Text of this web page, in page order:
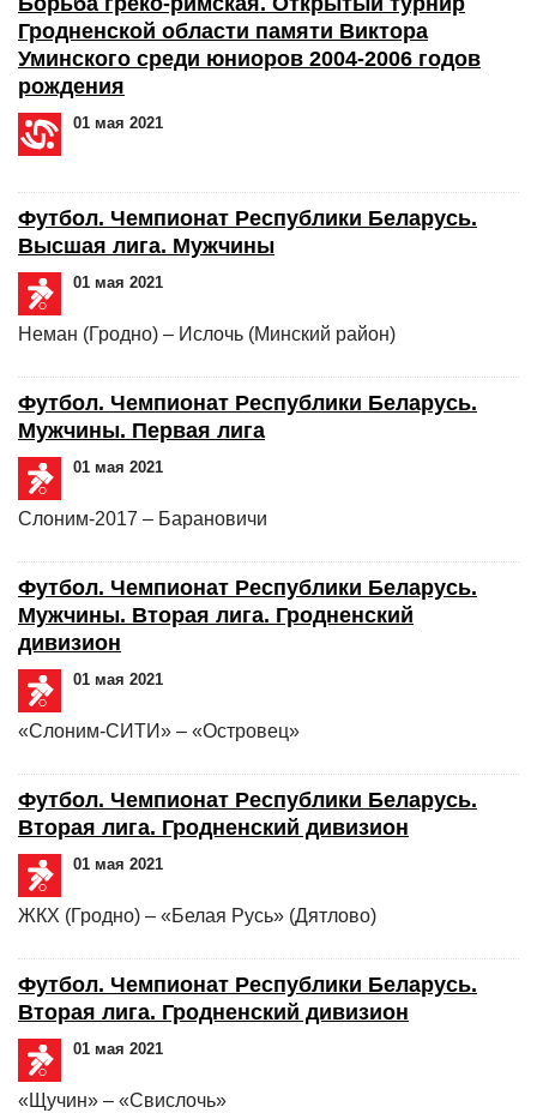
Гродненской области памяти Виктора
Уминского среди юниоров 2004-2006 годов
рождения
01 мая 2021
Футбол. Чемпионат Республики Беларусь.
Высшая лига. Мужчины
01 мая 2021
Неман (Гродно) – Ислочь (Минский район)
Футбол. Чемпионат Республики Беларусь.
Мужчины. Первая лига
01 мая 2021
Слоним-2017 – Барановичи
Футбол. Чемпионат Республики Беларусь.
Мужчины. Вторая лига. Гродненский
дивизион
01 мая 2021
«Слоним-СИТИ» – «Островец»
Футбол. Чемпионат Республики Беларусь.
Вторая лига. Гродненский дивизион
01 мая 2021
ЖКХ (Гродно) – «Белая Русь» (Дятлово)
Футбол. Чемпионат Республики Беларусь.
Вторая лига. Гродненский дивизион
01 мая 2021
«Щучин» – «Свислочь»